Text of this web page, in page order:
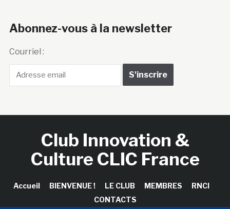
Abonnez-vous à la newsletter
Courriel :
Club Innovation &
Culture CLIC France
Accueil BIENVENUE ! LE CLUB MEMBRES
RNCI
CONTACTS